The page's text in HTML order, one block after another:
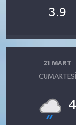
3.9
21 MART
CUMARTESI
4